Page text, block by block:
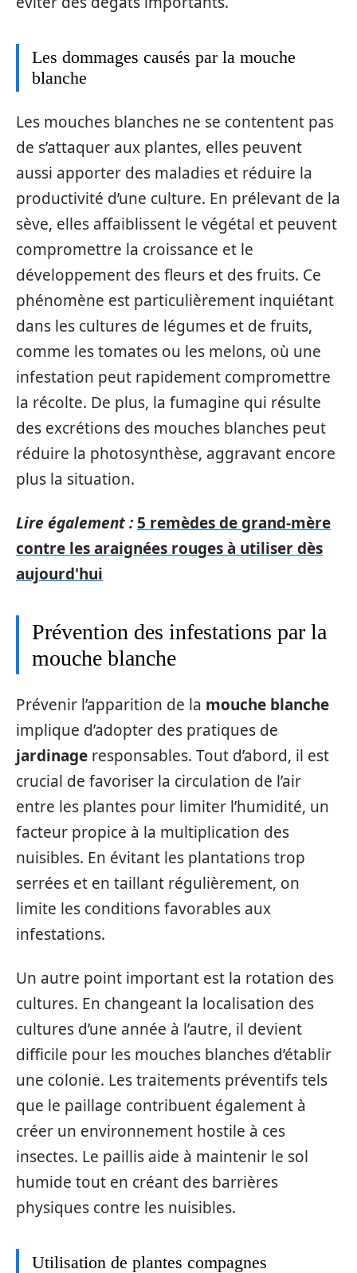
Les dommages causés par la mouche
blanche
Les mouches blanches ne se contentent pas
de s’attaquer aux plantes, elles peuvent
aussi apporter des maladies et réduire la
productivité d’une culture. En prélevant de la
sève, elles affaiblissent le végétal et peuvent
compromettre la croissance et le
développement des fleurs et des fruits. Ce
phénomène est particulièrement inquiétant
dans les cultures de légumes et de fruits,
comme les tomates ou les melons, où une
infestation peut rapidement compromettre
la récolte. De plus, la fumagine qui résulte
des excrétions des mouches blanches peut
réduire la photosynthèse, aggravant encore
plus la situation.
Lire également : 5 remèdes de grand-mère
contre les araignées rouges à utiliser dès
aujourd'hui
Prévention des infestations par la
mouche blanche
Prévenir l’apparition de la mouche blanche
implique d’adopter des pratiques de
jardinage responsables. Tout d’abord, il est
crucial de favoriser la circulation de l’air
entre les plantes pour limiter l’humidité, un
facteur propice à la multiplication des
nuisibles. En évitant les plantations trop
serrées et en taillant régulièrement, on
limite les conditions favorables aux
infestations.
Un autre point important est la rotation des
cultures. En changeant la localisation des
cultures d’une année à l’autre, il devient
difficile pour les mouches blanches d’établir
une colonie. Les traitements préventifs tels
que le paillage contribuent également à
créer un environnement hostile à ces
insectes. Le paillis aide à maintenir le sol
humide tout en créant des barrières
physiques contre les nuisibles.
Utilisation de plantes compagnes